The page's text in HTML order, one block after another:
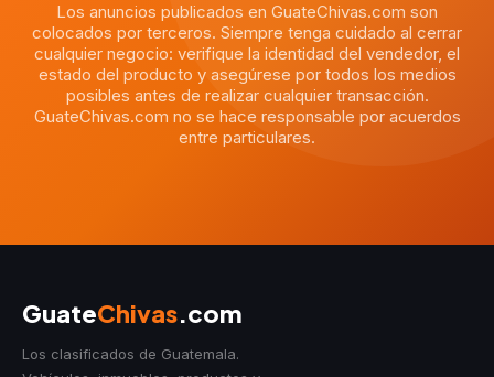
Los anuncios publicados en GuateChivas.com son
colocados por terceros. Siempre tenga cuidado al cerrar
cualquier negocio: verifique la identidad del vendedor, el
estado del producto y asegúrese por todos los medios
posibles antes de realizar cualquier transacción.
GuateChivas.com no se hace responsable por acuerdos
entre particulares.
GuateChivas.com
Los clasificados de Guatemala.